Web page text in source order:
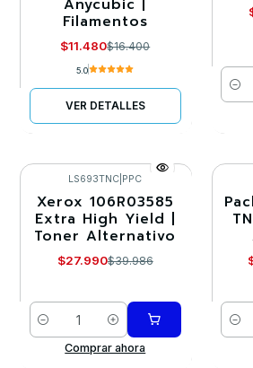
Anycubic |
Filamentos
$11.480$16.400
5.0
VER DETALLES
-30%
LS693TNC PPC
Xerox 106R03585
Extra High Yield |
Toner Alternativo
$27.990$39.986
Cantidad
Comprar ahora
-